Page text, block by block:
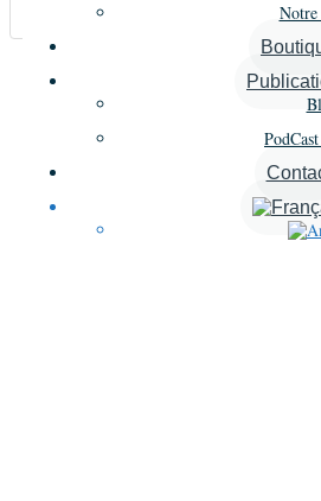
Notre
Carte
Annonces similaires